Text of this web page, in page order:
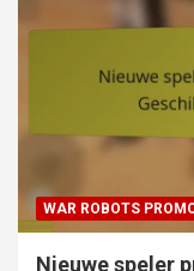
WAR ROBOTS
Nieuwe speler